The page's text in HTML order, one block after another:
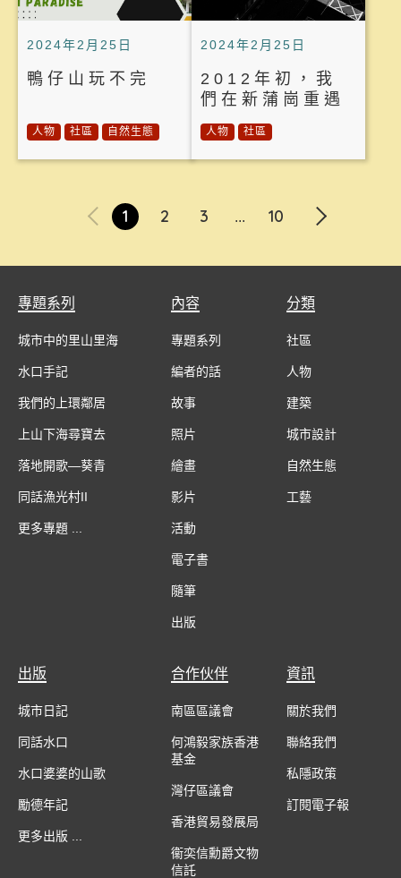
2024年2月25日
鴨仔山玩不完
人物 社區 自然生態
2024年2月25日
2012年初，我
們在新蒲崗重遇
人物 社區
1 2 3 ... 10
專題系列
城市中的里山里海
水口手記
我們的上環鄰居
上山下海尋寶去
落地開歌—葵青
同話漁光村II
更多專題 ...
內容
專題系列
編者的話
故事
照片
繪畫
影片
活動
電子書
隨筆
出版
分類
社區
人物
建築
城市設計
自然生態
工藝
出版
城市日記
同話水口
水口婆婆的山歌
勵德年記
更多出版 ...
合作伙伴
南區區議會
何鴻毅家族香港
基金
灣仔區議會
香港貿易發展局
衞奕信勳爵文物
信託
資訊
關於我們
聯絡我們
私隱政策
訂閱電子報